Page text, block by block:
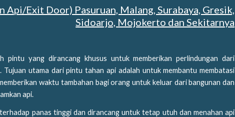
Exit Door) Pasuruan, Malang, Surabaya, Gresik,
Sidoarjo, Mojokerto dan Sekitarnya
yang dirancang khusus untuk memberikan perlindungan dari
Tujuan utama dari pintu tahan api adalah untuk membantu membatasi
waktu tambahan bagi orang untuk keluar dari bangunan dan
api.
panas tinggi dan dirancang untuk tetap utuh dan menahan api